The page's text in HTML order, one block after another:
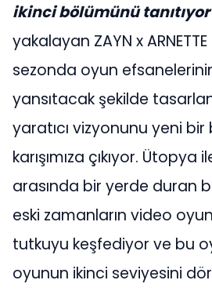
ikinci bölümünü tanıtıyor
yakalayan ZAYN x
sezonda oyun
yansıtacak şekilde
yaratıcı vizyonunu yeni
karışımıza çıkıyor. Ütopya
arasında bir yerde duran
eski zamanların video
tutkuyu keşfediyor ve bu
oyunun ikinci seviyesini